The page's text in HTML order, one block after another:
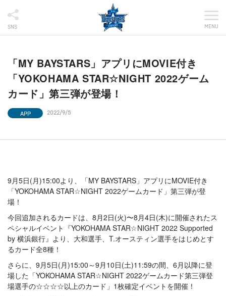
SNS MENU
「MY BAYSTARS」アプリにMOVIE付き
「YOKOHAMA STAR☆NIGHT 2022ゲーム
カード」第三弾が登場！
APP 2022/9/5
9月5日(月)15:00より、「MY BAYSTARS」アプリにMOVIE付き
「YOKOHAMA STAR☆NIGHT 2022ゲームカード」第三弾が登
場！
今回追加されるカードは、8月2日(火)〜8月4日(木)に開催されたス
ペシャルイベント『YOKOHAMA STAR☆NIGHT 2022 Supported
by 横浜銀行』より、大和選手、T.オースティン選手をはじめとす
るカード全8種！
さらに、9月5日(月)15:00～9月10日(土)11:59の間、6月以降に登
場した「YOKOHAMA STAR☆NIGHT 2022ゲームカード第三弾登
場選手の☆☆☆☆以上のカード」1枚確定イベントを開催！